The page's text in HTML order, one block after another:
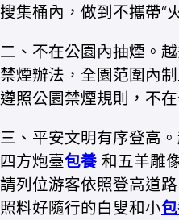
搜集桶內，做到不攜帶“
二、不在公園內抽煙。
禁煙辦法，全園范圍內
遵照公園禁煙規則，不
三、平安文明有序登高
四方炮臺包養 和五羊雕
請列位游客依照登高道
照料好隨行的白叟和小